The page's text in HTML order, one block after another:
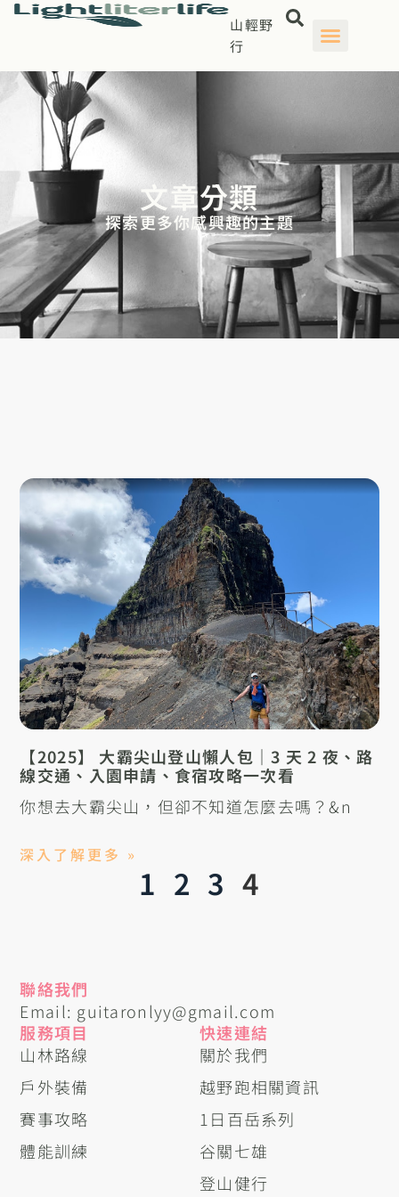
山輕野
行
文章分類
探索更多你感興趣的主題
【2025】 大霸尖山登山懶人包｜3 天 2 夜、路
線交通、入園申請、食宿攻略一次看
你想去大霸尖山，但卻不知道怎麼去嗎？&n
深入了解更多 »
1 2 3 4
服務項目
山林路線
戶外裝備
賽事攻略
體能訓練
快速連結
關於我們
越野跑相關資訊
1日百岳系列
谷關七雄
登山健行
聯絡我們
Email: guitaronlyy@gmail.com